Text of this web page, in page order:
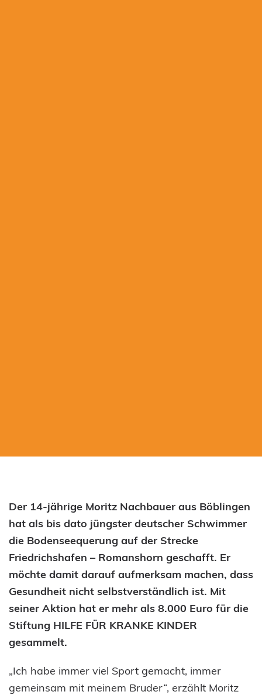
Der 14-jährige Moritz Nachbauer aus Böblingen
hat als bis dato jüngster deutscher Schwimmer
die Bodenseequerung auf der Strecke
Friedrichshafen – Romanshorn geschafft. Er
möchte damit darauf aufmerksam machen, dass
Gesundheit nicht selbstverständlich ist. Mit
seiner Aktion hat er mehr als 8.000 Euro für die
Stiftung HILFE FÜR KRANKE KINDER
gesammelt.
„Ich habe immer viel Sport gemacht, immer
gemeinsam mit meinem Bruder“, erzählt Moritz